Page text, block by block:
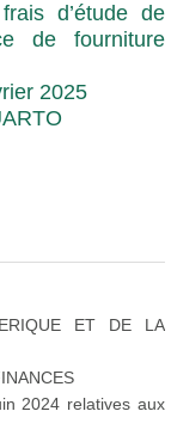
d’étude de
de fourniture
2025
ET DE LA
2024 relatives aux